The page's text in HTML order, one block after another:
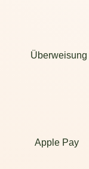
Überweisung
Apple Pay